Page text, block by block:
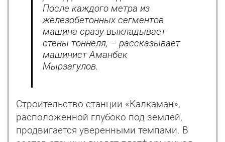
После каждого метра из
железобетонных сегментов
машина сразу выкладывает
стены тоннеля, – рассказывает
машинист Аманбек
Мырзагулов.
Строительство станции «Калкаман»,
расположенной глубоко под землей,
продвигается уверенными темпами. В